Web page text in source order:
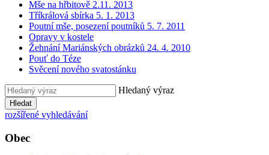
Mše na hřbitově 2.11. 2013
Tříkrálová sbírka 5. 1. 2013
Poutní mše, posezení poutníků 5. 7. 2011
Opravy v kostele
Žehnání Mariánských obrázků 24. 4. 2010
Pouť do Téze
Svěcení nového svatostánku
Hledaný výraz
Hledat
rozšířené vyhledávání
Obec